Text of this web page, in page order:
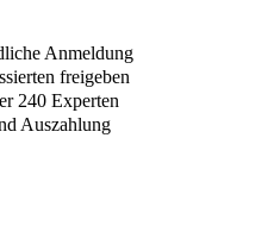
Anmeldung
freigeben
240 Experten
Auszahlung